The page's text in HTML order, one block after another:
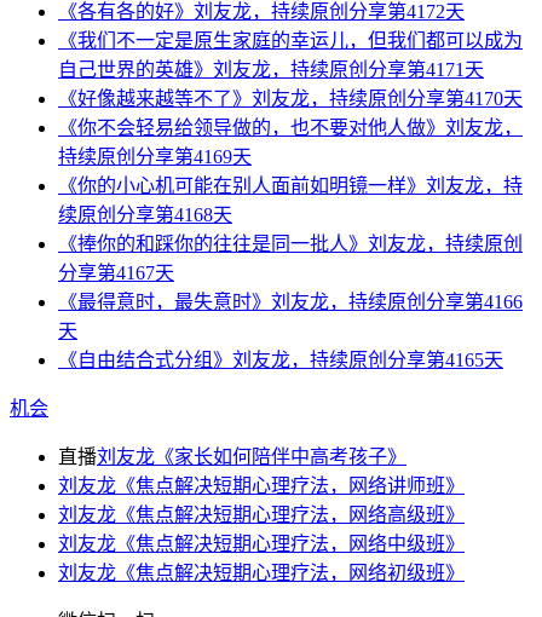
《各有各的好》刘友龙，持续原创分享第4172天
《我们不一定是原生家庭的幸运儿，但我们都可以成为
自己世界的英雄》刘友龙，持续原创分享第4171天
《好像越来越等不了》刘友龙，持续原创分享第4170天
《你不会轻易给领导做的，也不要对他人做》刘友龙，
持续原创分享第4169天
《你的小心机可能在别人面前如明镜一样》刘友龙，持
续原创分享第4168天
《捧你的和踩你的往往是同一批人》刘友龙，持续原创
分享第4167天
《最得意时，最失意时》刘友龙，持续原创分享第4166
天
《自由结合式分组》刘友龙，持续原创分享第4165天
机会
直播刘友龙《家长如何陪伴中高考孩子》
刘友龙《焦点解决短期心理疗法，网络讲师班》
刘友龙《焦点解决短期心理疗法，网络高级班》
刘友龙《焦点解决短期心理疗法，网络中级班》
刘友龙《焦点解决短期心理疗法，网络初级班》